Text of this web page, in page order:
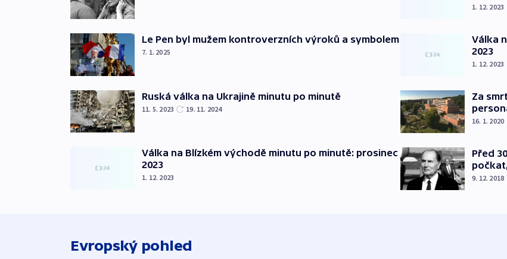
Le Pen byl mužem kontroverzních výroků a symbolem
7. 1. 2025
Ruská válka na Ukrajině minutu po minutě
11. 5. 2023 19. 11. 2024
Válka na Blízkém východě minutu po minutě: prosinec
2023
1. 12. 2023
1. 12. 2023
Válka
2023
1. 12. 2023
Za
16. 1. 2020
Před
9. 12. 2018
Evropský pohled